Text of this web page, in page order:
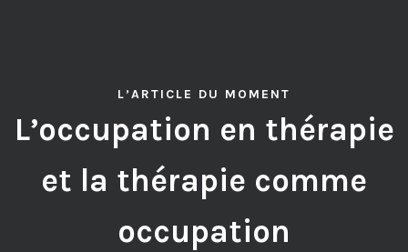
L’ARTICLE DU MOMENT
L’occupation en thérapie
et la thérapie comme
occupation